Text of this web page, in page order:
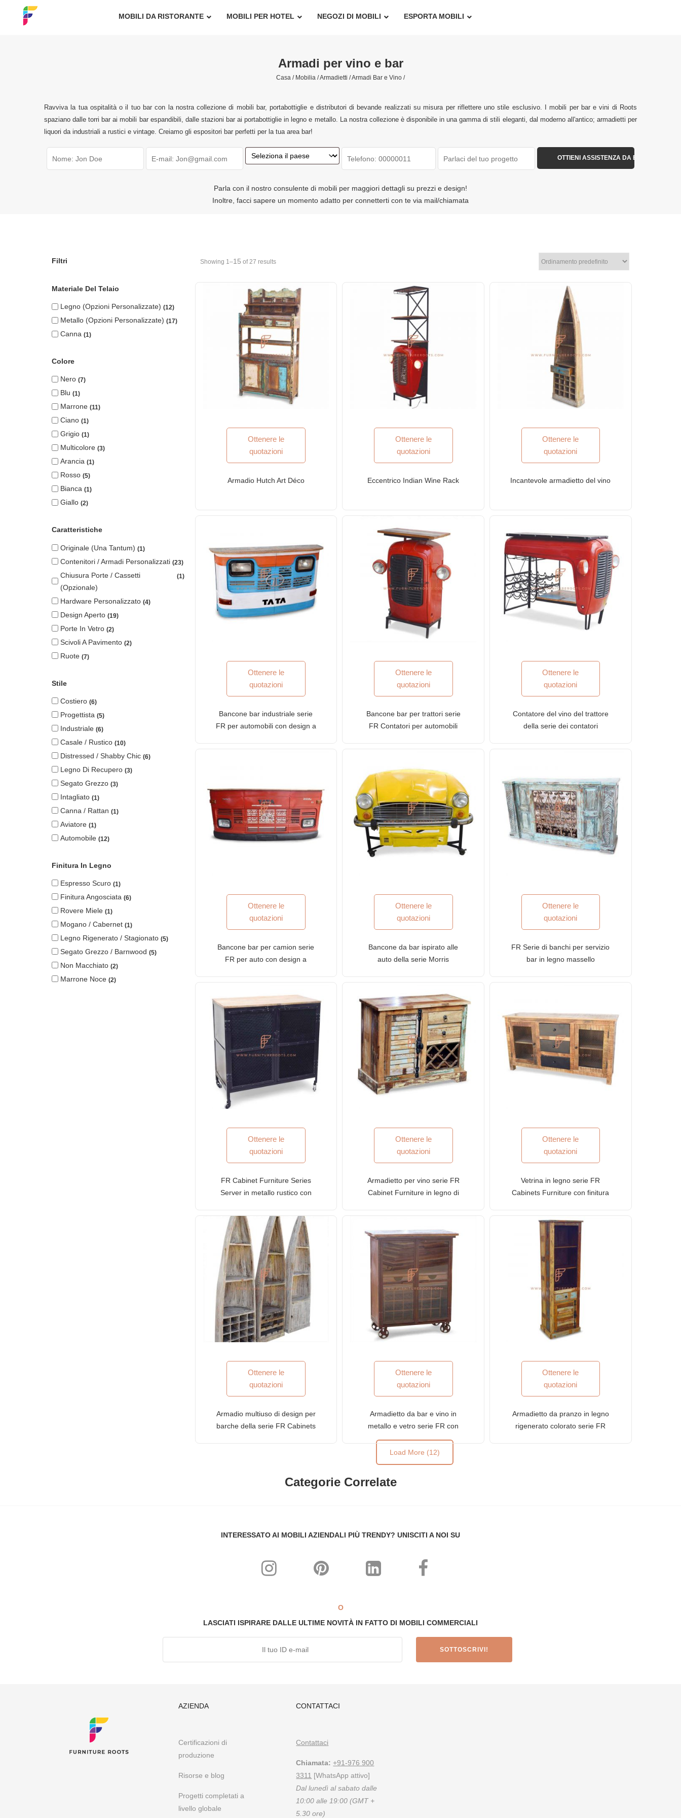
MOBILI DA RISTORANTE MOBILI PER HOTEL NEGOZI DI MOBILI ESPORTA MOBILI
Armadi per vino e bar
Casa / Mobilia /Armadietti /Armadi Bar e Vino /
Ravviva la tua ospitalità o il tuo bar con la nostra collezione di mobili bar, portabottiglie e distributori di bevande realizzati su misura per riflettere uno stile esclusivo. I mobili per bar e vini di Roots
spaziano dalle torri bar ai mobili bar espandibili, dalle stazioni bar ai portabottiglie in legno e metallo. La nostra collezione è disponibile in una gamma di stili eleganti, dal moderno all'antico; armadietti per
liquori da industriali a rustici e vintage. Creiamo gli espositori bar perfetti per la tua area bar!
Parla con il nostro consulente di mobili per maggiori dettagli su prezzi e design!
Inoltre, facci sapere un momento adatto per connetterti con te via mail/chiamata
Filtri
Materiale Del Telaio
Legno (opzioni Personalizzate) 12
Metallo (opzioni Personalizzate) 17
Canna 1
Colore
Nero 7
Blu 1
Marrone 11
Ciano 1
Grigio 1
Multicolore 3
Arancia 1
Rosso 5
Bianca 1
Giallo 2
Caratteristiche
Originale (una Tantum) 1
Contenitori / Armadi Personalizzati 23
Chiusura Porte / Cassetti
(opzionale)
1
Hardware Personalizzato 4
Design Aperto 19
Porte In Vetro 2
Scivoli A Pavimento 2
Ruote 7
Stile
Costiero 6
Progettista 5
Industriale 6
Casale / Rustico 10
Distressed / Shabby Chic 6
Legno Di Recupero 3
Segato Grezzo 3
Intagliato 1
Canna / Rattan 1
Aviatore 1
Automobile 12
Finitura In Legno
Espresso Scuro 1
Finitura Angosciata 6
Rovere Miele 1
Mogano / Cabernet 1
Legno Rigenerato / Stagionato 5
Segato Grezzo / Barnwood 5
Non Macchiato 2
Marrone Noce 2
Showing 1–15 of 27 results
Ottenere le
quotazioni
Armadio Hutch Art Déco
Ottenere le
quotazioni
Eccentrico Indian Wine Rack
Ottenere le
quotazioni
Incantevole armadietto del vino
Ottenere le
quotazioni
Bancone bar industriale serie
FR per automobili con design a
Ottenere le
quotazioni
Bancone bar per trattori serie
FR Contatori per automobili
Ottenere le
quotazioni
Contatore del vino del trattore
della serie dei contatori
Ottenere le
quotazioni
Bancone bar per camion serie
FR per auto con design a
Ottenere le
quotazioni
Bancone da bar ispirato alle
auto della serie Morris
Ottenere le
quotazioni
FR Serie di banchi per servizio
bar in legno massello
Ottenere le
quotazioni
FR Cabinet Furniture Series
Server in metallo rustico con
Ottenere le
quotazioni
Armadietto per vino serie FR
Cabinet Furniture in legno di
Ottenere le
quotazioni
Vetrina in legno serie FR
Cabinets Furniture con finitura
Ottenere le
quotazioni
Armadio multiuso di design per
barche della serie FR Cabinets
Ottenere le
quotazioni
Armadietto da bar e vino in
metallo e vetro serie FR con
finitura marrone ruggine
Ottenere le
quotazioni
Armadietto da pranzo in legno
rigenerato colorato serie FR
Load More (12)
Categorie Correlate
INTERESSATO AI MOBILI AZIENDALI PIÙ TRENDY? UNISCITI A NOI SU
O
LASCIATI ISPIRARE DALLE ULTIME NOVITÀ IN FATTO DI MOBILI COMMERCIALI
AZIENDA
Certificazioni di
produzione
Risorse e blog
Progetti completati a
livello globale
CONTATTACI
Contattaci
Chiamata: +91-976 900
3311 [WhatsApp attivo]
Dal lunedì al sabato dalle
10:00 alle 19:00 (GMT +
5.30 ore)